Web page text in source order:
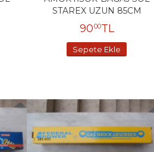
STAREX UZUN 85CM
9000TL
Sepete Ekle